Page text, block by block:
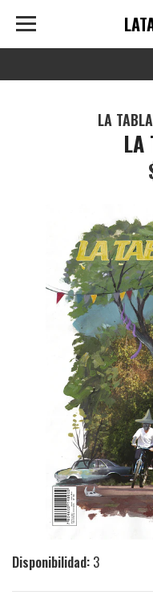
LA
LA
Disponibilidad: 3